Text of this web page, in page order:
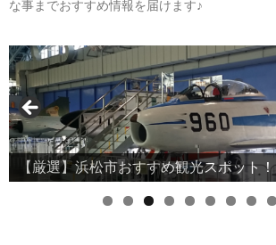
な事までおすすめ情報を届けます♪
【厳選】浜松市おすすめ観光スポット！